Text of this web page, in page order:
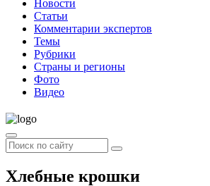
Новости
Статьи
Комментарии экспертов
Темы
Рубрики
Страны и регионы
Фото
Видео
Хлебные крошки